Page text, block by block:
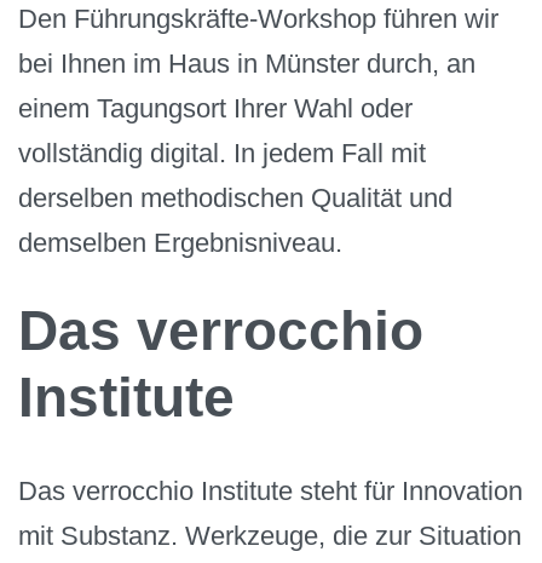
Den Führungskräfte-Workshop führen wir
bei Ihnen im Haus in Münster durch, an
einem Tagungsort Ihrer Wahl oder
vollständig digital. In jedem Fall mit
derselben methodischen Qualität und
demselben Ergebnisniveau.
Das verrocchio
Institute
Das verrocchio Institute steht für Innovation
mit Substanz. Werkzeuge, die zur Situation